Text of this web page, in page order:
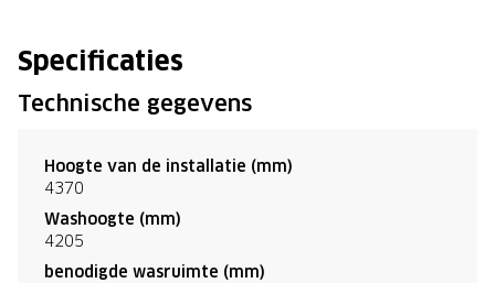
Specificaties
Technische gegevens
Hoogte van de installatie (mm)
4370
Washoogte (mm)
4205
benodigde wasruimte (mm)